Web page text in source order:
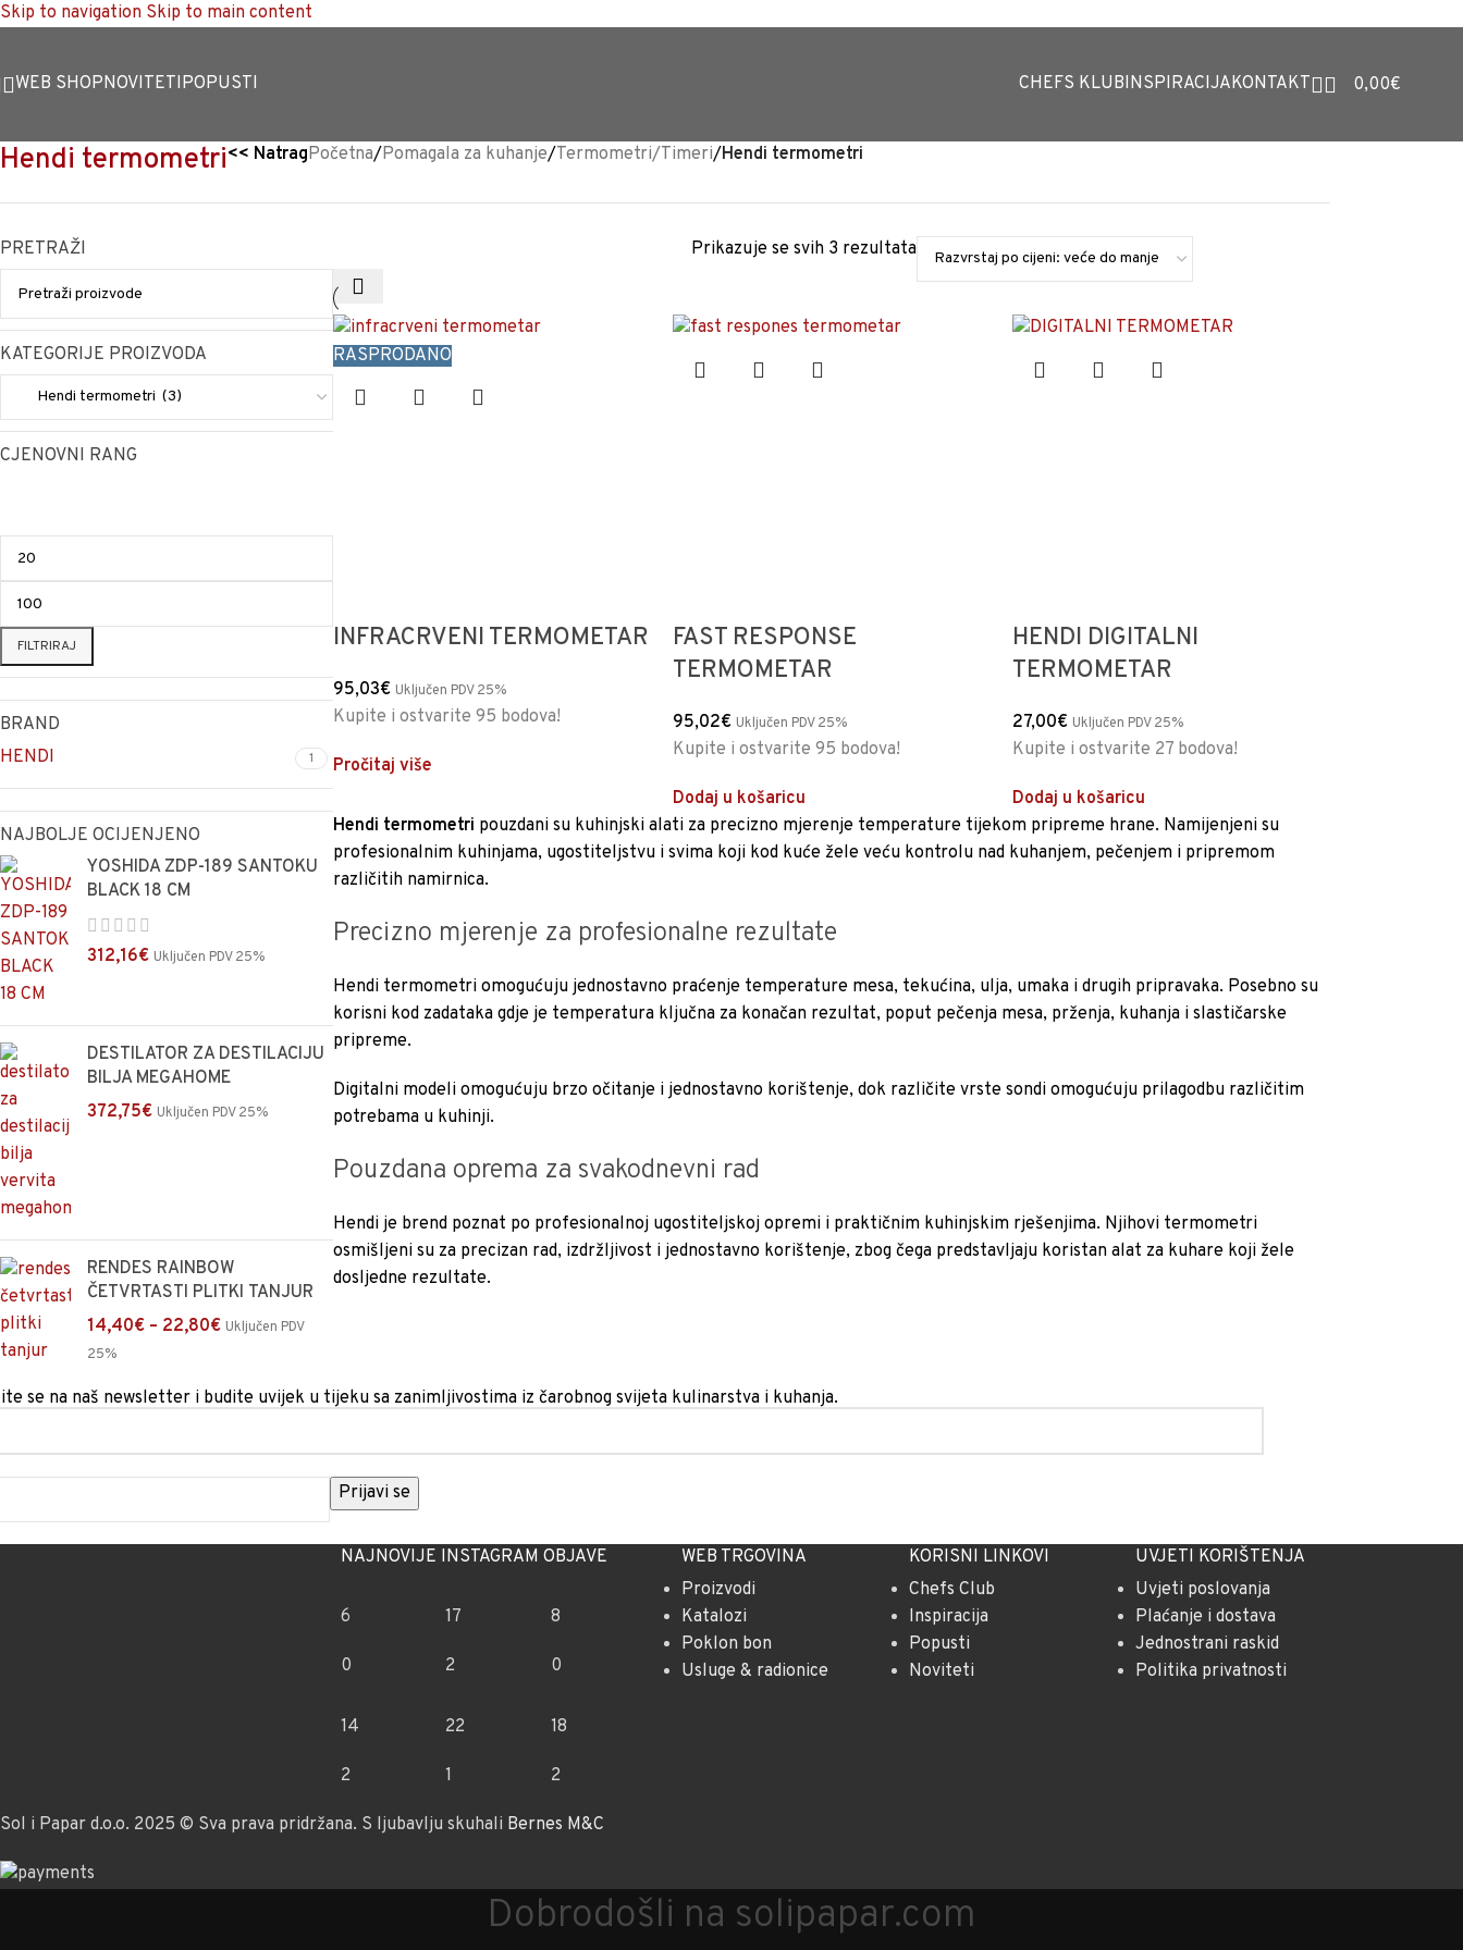
Skip to navigation Skip to main content
WEB SHOPNOVITETIPOPUSTI CHEFS KLUBINSPIRACIJAKONTAKT 0,00€
Hendi termometri<< NatragPočetna/Pomagala za kuhanje/Termometri/Timeri/Hendi termometri
PRETRAŽI
KATEGORIJE PROIZVODA
CJENOVNI RANG
FILTRIRAJ
BRAND
HENDI
1
NAJBOLJE OCIJENJENO
YOSHIDA ZDP-189 SANTOKU
BLACK 18 CM
312,16€ Uključen PDV 25%
DESTILATOR ZA DESTILACIJU
BILJA MEGAHOME
372,75€ Uključen PDV 25%
RENDES RAINBOW
ČETVRTASTI PLITKI TANJUR
14,40€ – 22,80€ Uključen PDV
25%
Prikazuje se svih 3 rezultata
RASPRODANO
INFRACRVENI TERMOMETAR
95,03€ Uključen PDV 25%
Kupite i ostvarite 95 bodova!
Pročitaj više
FAST RESPONSE
TERMOMETAR
95,02€ Uključen PDV 25%
Kupite i ostvarite 95 bodova!
Dodaj u košaricu
HENDI DIGITALNI
TERMOMETAR
27,00€ Uključen PDV 25%
Kupite i ostvarite 27 bodova!
Dodaj u košaricu
Hendi termometri pouzdani su kuhinjski alati za precizno mjerenje temperature tijekom pripreme hrane. Namijenjeni su
profesionalnim kuhinjama, ugostiteljstvu i svima koji kod kuće žele veću kontrolu nad kuhanjem, pečenjem i pripremom
različitih namirnica.
Precizno mjerenje za profesionalne rezultate
Hendi termometri omogućuju jednostavno praćenje temperature mesa, tekućina, ulja, umaka i drugih pripravaka. Posebno su
korisni kod zadataka gdje je temperatura ključna za konačan rezultat, poput pečenja mesa, prženja, kuhanja i slastičarske
pripreme.
Digitalni modeli omogućuju brzo očitanje i jednostavno korištenje, dok različite vrste sondi omogućuju prilagodbu različitim
potrebama u kuhinji.
Pouzdana oprema za svakodnevni rad
Hendi je brend poznat po profesionalnoj ugostiteljskoj opremi i praktičnim kuhinjskim rješenjima. Njihovi termometri
osmišljeni su za precizan rad, izdržljivost i jednostavno korištenje, zbog čega predstavljaju koristan alat za kuhare koji žele
dosljedne rezultate.
se na naš newsletter i budite uvijek u tijeku sa zanimljivostima iz čarobnog svijeta kulinarstva i kuhanja.
NAJNOVIJE INSTAGRAM OBJAVE
6
0
17
2
8
0
14
2
22
1
18
2
WEB TRGOVINA
Proizvodi
Katalozi
Poklon bon
Usluge & radionice
KORISNI LINKOVI
Chefs Club
Inspiracija
Popusti
Noviteti
UVJETI KORIŠTENJA
Uvjeti poslovanja
Plaćanje i dostava
Jednostrani raskid
Politika privatnosti
Sol i Papar d.o.o. 2025 © Sva prava pridržana. S ljubavlju skuhali Bernes M&C
Dobrodošli na solipapar.com